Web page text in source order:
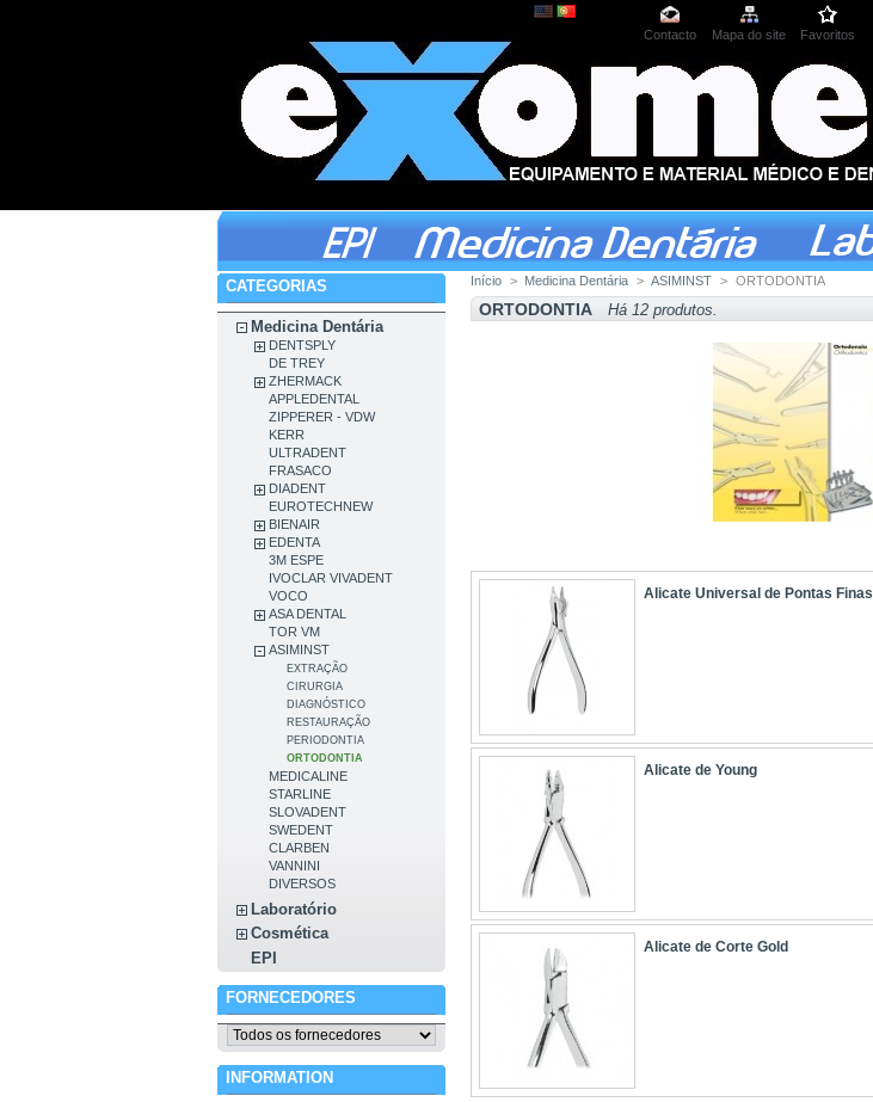
Contacto Mapa do site
Favoritos
CATEGORIAS
Medicina Dentária
DENTSPLY
DE TREY
ZHERMACK
APPLEDENTAL
ZIPPERER - VDW
KERR
ULTRADENT
FRASACO
DIADENT
EUROTECHNEW
BIENAIR
EDENTA
3M ESPE
IVOCLAR VIVADENT
VOCO
ASA DENTAL
TOR VM
ASIMINST
EXTRAÇÃO
CIRURGIA
DIAGNÓSTICO
RESTAURAÇÃO
PERIODONTIA
ORTODONTIA
MEDICALINE
STARLINE
SLOVADENT
SWEDENT
CLARBEN
VANNINI
DIVERSOS
Laboratório
Cosmética
EPI
FORNECEDORES
INFORMATION
Início > Medicina Dentária > ASIMINST > ORTODONTIA
ORTODONTIA Há 12 produtos.
Alicate Universal de Pontas Finas
Alicate de Young
Alicate de Corte Gold